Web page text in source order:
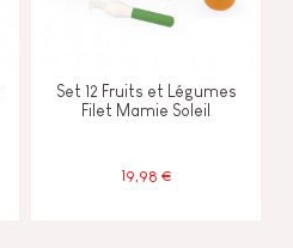
Set 12 Fruits et Légumes
Filet Mamie Soleil
19,98 €